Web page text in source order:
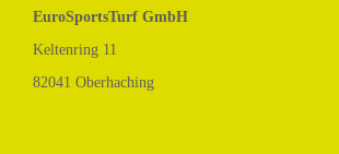
EuroSportsTurf GmbH
Keltenring 11
82041 Oberhaching